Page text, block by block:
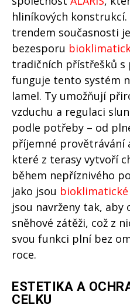
hliníkových
trendem současnosti je
bezesporu
tradičních přístřešků s
funguje tento systém
lamel. Ty umožňují
vzduchu a regulaci
podle potřeby – od
příjemné provětrávání
které z terasy vytvoří
během nepříznivého
jako jsou
jsou navrženy tak,
sněhové zátěži, což z
svou funkci plní bez
roce.
ESTETIKA A
CELKU